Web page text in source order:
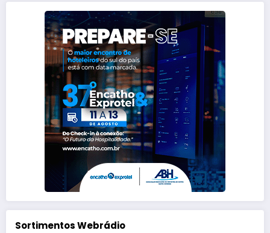
Sortimentos Webrádio